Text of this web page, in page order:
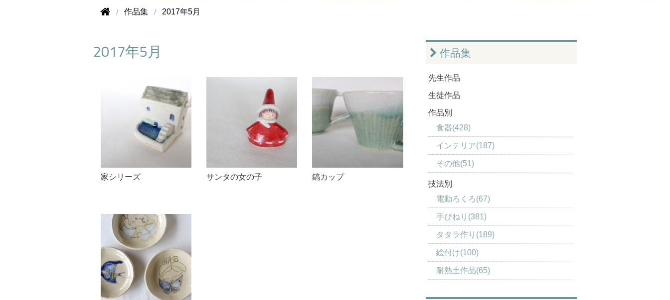
作品集 2017年5月
2017年5月
家シリーズ サンタの女の子 鎬カップ
作品集
先生作品
生徒作品
作品別
食器(428)
インテリア(187)
その他(51)
技法別
電動ろくろ(67)
手びねり(381)
タタラ作り(189)
絵付け(100)
耐熱土作品(65)